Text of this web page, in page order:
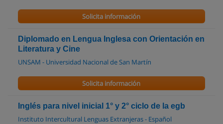
Solicita información
Diplomado en Lengua Inglesa con Orientación en
Literatura y Cine
UNSAM - Universidad Nacional de San Martín
Solicita información
Inglés para nivel inicial 1° y 2° ciclo de la egb
Instituto Intercultural Lenguas Extranjeras - Español